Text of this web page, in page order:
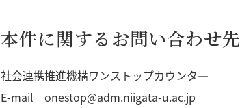
本件に関するお問い合わせ先
社会連携推進機構ワンストップカウンタ―
E-mail onestop@adm.niigata-u.ac.jp